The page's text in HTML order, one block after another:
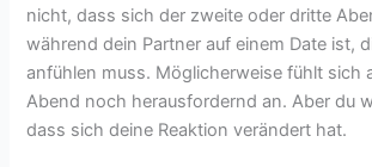
nicht, dass sich der zweite oder dritte
während dein Partner auf einem Date ist,
anfühlen muss. Möglicherweise fühlt sich
Abend noch herausfordernd an. Aber du
dass sich deine Reaktion verändert hat.